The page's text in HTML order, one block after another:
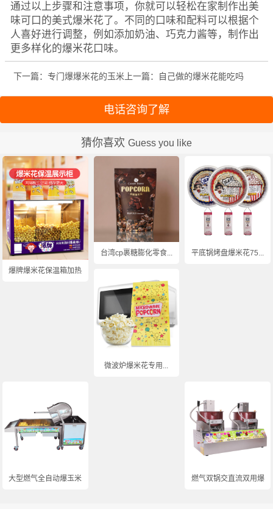
通过以上步骤和注意事项，你就可以轻松在家制作出美
味可口的美式爆米花了。不同的口味和配料可以根据个
人喜好进行调整，例如添加奶油、巧克力酱等，制作出
更多样化的爆米花口味。
上一篇：自己做的爆米花能吃吗
下一篇：专门爆爆米花的玉米
电话咨询了解
猜你喜欢 Guess you like
爆牌爆米花保温箱加热...
台湾cp裹糖膨化零食... 平底锅烤盘爆米花75...
微波炉爆米花专用...
大型燃气全自动爆玉米... 燃气双锅交直流双用爆...